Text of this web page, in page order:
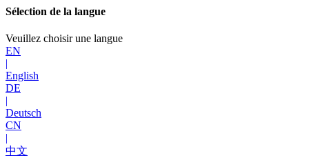
Sélection de la langue
Veuillez choisir une langue
EN
|
English
DE
|
Deutsch
CN
|
中文